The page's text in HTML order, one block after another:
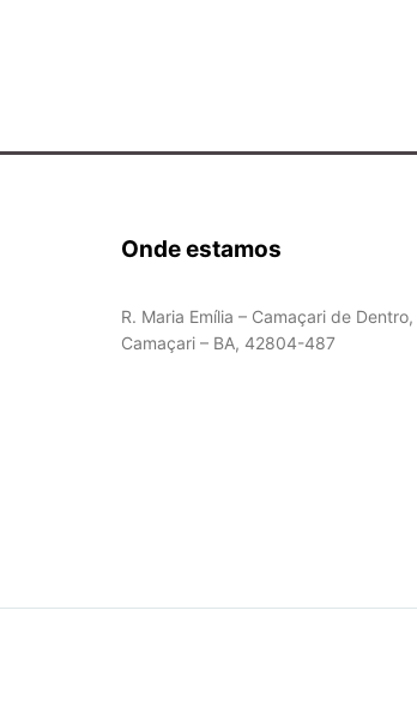
Onde estamos
R. Maria Emília – Camaçari de Dentro,
Camaçari – BA, 42804-487